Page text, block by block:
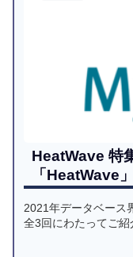
HeatWave 特
「HeatWave
2021年データベース
全3回にわたってご
Database